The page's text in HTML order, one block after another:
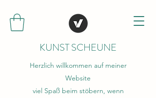
KUNST SCHEUNE
Herzlich willkommen auf meiner
Website
viel Spaß beim stöbern, wenn